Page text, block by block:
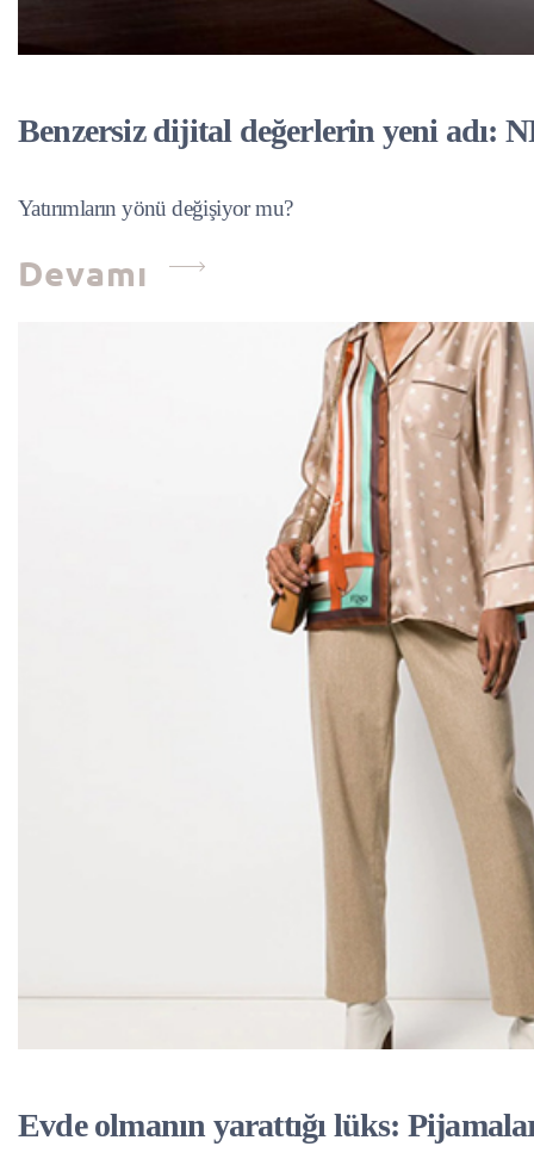
Benzersiz dijital değerlerin yeni adı:
Yatırımların yönü değişiyor mu?
Devamı
Evde olmanın yarattığı lüks: